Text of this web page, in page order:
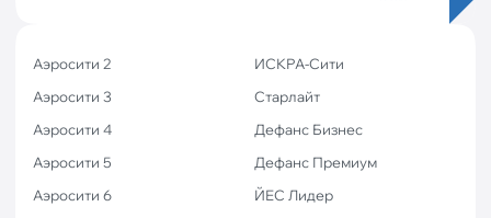
Аэросити 2
Аэросити 3
Аэросити 4
Аэросити 5
Аэросити 6
ИСКРА-Сити
Старлайт
Дефанс Бизнес
Дефанс Премиум
ЙЕС Лидер